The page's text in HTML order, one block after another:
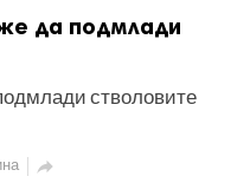
да подмлади
стволовите
